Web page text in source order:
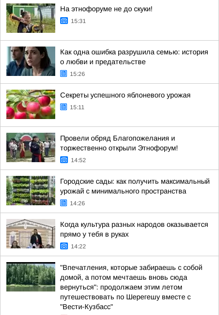
На этнофоруме не до скуки!
15:31
Как одна ошибка разрушила семью: история
о любви и предательстве
15:26
Секреты успешного яблоневого урожая
15:11
Провели обряд Благопожелания и
торжественно открыли Этнофорум!
14:52
Городские сады: как получить максимальный
урожай с минимального пространства
14:26
Когда культура разных народов оказывается
прямо у тебя в руках
14:22
"Впечатления, которые забираешь с собой
домой, а потом мечтаешь вновь сюда
вернуться": продолжаем этим летом
путешествовать по Шерегешу вместе с
"Вести-Кузбасс"